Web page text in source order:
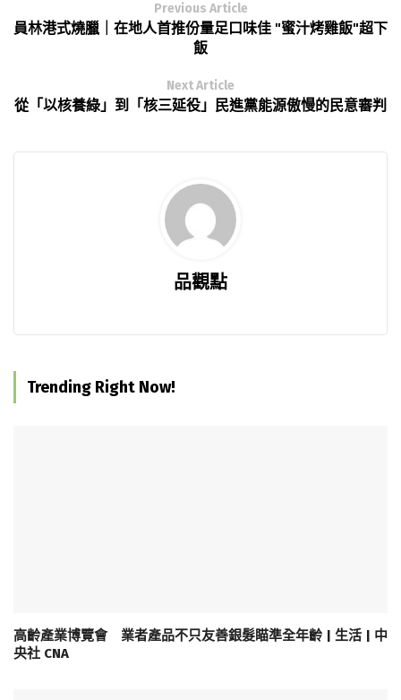
Previous Article
員林港式燒臘｜在地人首推份量足口味佳 "蜜汁烤雞飯"超下
飯
Next Article
從「以核養綠」到「核三延役」民進黨能源傲慢的民意審判
品觀點
Trending Right Now!
高齡產業博覽會 業者產品不只友善銀髮瞄準全年齡 | 生活 | 中
央社 CNA